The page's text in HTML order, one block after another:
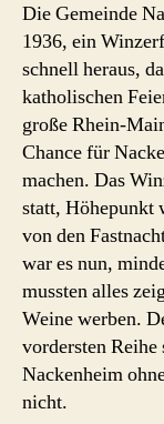
Die Gemeinde
1936, ein
schnell heraus,
katholischen
große Rhein-
Chance für
machen. Das
statt, Höhepunkt
von den
war es nun,
mussten alles
Weine werben.
vordersten Reihe
Nackenheim
nicht.